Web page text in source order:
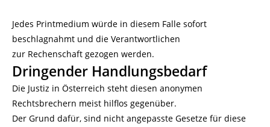
Jedes Printmedium würde in diesem Falle sofort
beschlagnahmt und die Verantwortlichen
zur Rechenschaft gezogen werden.
Dringender Handlungsbedarf
Die Justiz in Österreich steht diesen anonymen
Rechtsbrechern meist hilflos gegenüber.
Der Grund dafür, sind nicht angepasste Gesetze für diese